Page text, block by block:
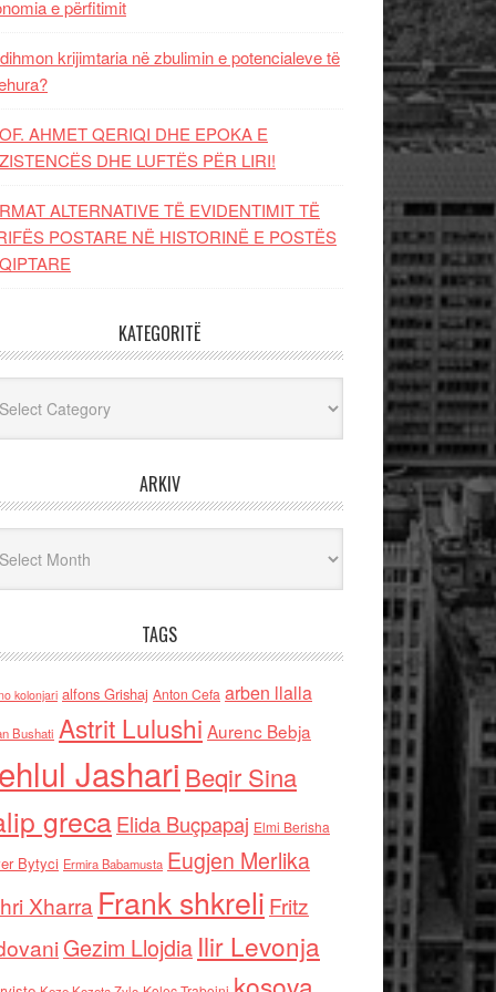
e përfitimit
krijimtaria në zbulimin e potencialeve të
AHMET QERIQI DHE EPOKA E
DHE LUFTЁS PЁR LIRI!
ALTERNATIVE TË EVIDENTIMIT TË
POSTARE NË HISTORINË E POSTËS
KATEGORITË
ARKIV
TAGS
kolonjari alfons Grishaj Anton Cefa arben llalla
Bushati Astrit Lulushi Aurenc Bebja
Jashari Beqir Sina
grecaElida Buçpapaj Elmi Berisha
Bytyci Ermira Babamusta Eugjen Merlika
Xharra Frank shkreli Fritz
Gezim Llojdia Ilir Levonja